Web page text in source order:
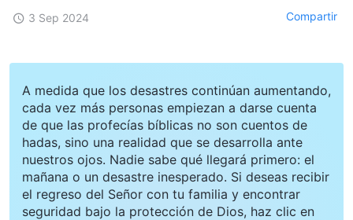
3 Sep 2024 Compartir
A medida que los desastres continúan aumentando,
cada vez más personas empiezan a darse cuenta
de que las profecías bíblicas no son cuentos de
hadas, sino una realidad que se desarrolla ante
nuestros ojos. Nadie sabe qué llegará primero: el
mañana o un desastre inesperado. Si deseas recibir
el regreso del Señor con tu familia y encontrar
seguridad bajo la protección de Dios, haz clic en